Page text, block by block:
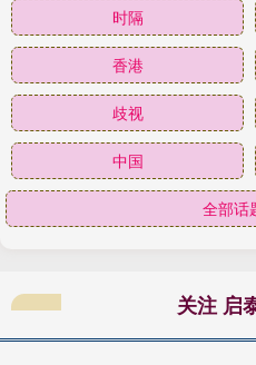
时隔
香港
歧视
中国
全部话
关注 启